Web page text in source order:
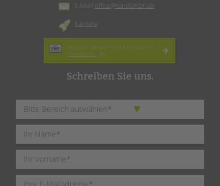
E-Mail: office@tandembtl.de
Karriere
Melden Sie sich hier für unseren
Newsletter an.
Schreiben Sie uns.